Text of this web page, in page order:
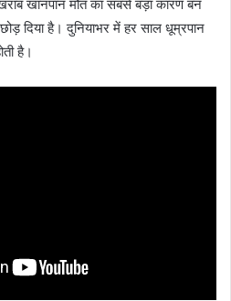
खानपान मौत का सबसे बड़ा कारण बन
दिया है। दुनियाभर में हर साल धूम्रपान
है।